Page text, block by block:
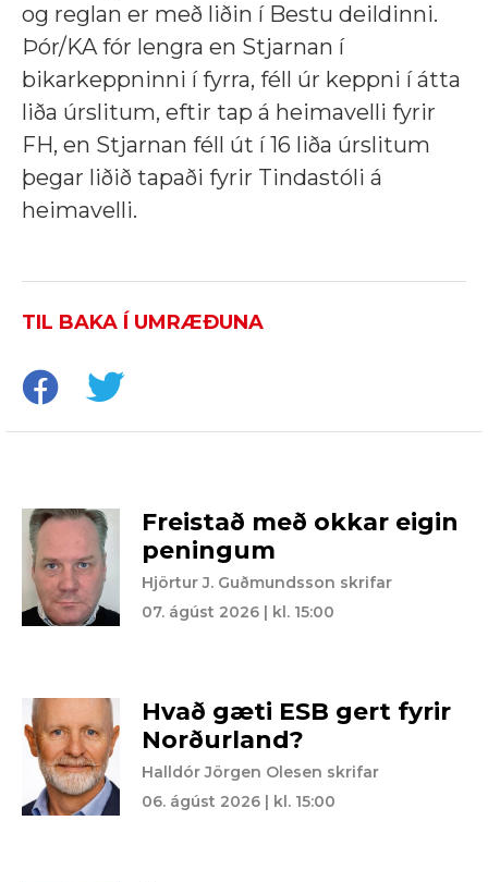
og reglan er með liðin í Bestu deildinni.
Þór/KA fór lengra en Stjarnan í
bikarkeppninni í fyrra, féll úr keppni í átta
liða úrslitum, eftir tap á heimavelli fyrir
FH, en Stjarnan féll út í 16 liða úrslitum
þegar liðið tapaði fyrir Tindastóli á
heimavelli.
TIL BAKA Í UMRÆÐUNA
Freistað með okkar eigin
peningum
Hjörtur J. Guðmundsson skrifar
07. ágúst 2026 | kl. 15:00
Hvað gæti ESB gert fyrir
Norðurland?
Halldór Jörgen Olesen skrifar
06. ágúst 2026 | kl. 15:00